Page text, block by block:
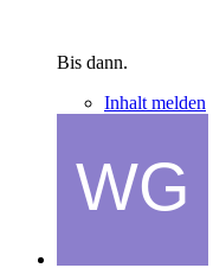
Bis dann.
Inhalt melden